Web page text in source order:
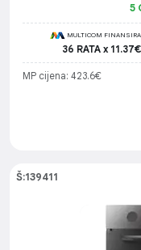
5
MULTICOM
36 RATA x 11.37€
MP cijena: 423.6€
Š:139411